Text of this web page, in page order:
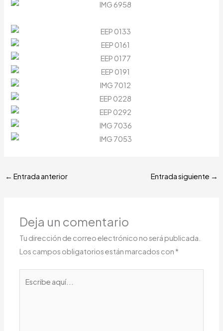
← Entrada anterior Entrada siguiente →
Deja un comentario
Tu dirección de correo electrónico no será publicada.
Los campos obligatorios están marcados con *